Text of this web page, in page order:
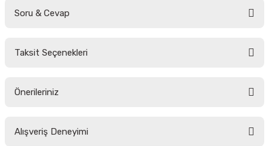
Soru & Cevap
Taksit Seçenekleri
Önerileriniz
yetersiz gördüğünüz noktaları öneri formunu kullanarak tarafımıza
Alışveriş Deneyimi